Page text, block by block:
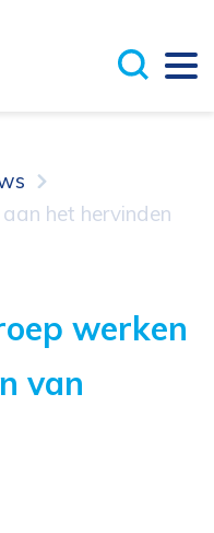
het hervinden
werken
van